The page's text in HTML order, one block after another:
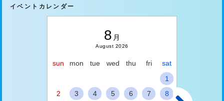
イベントカレンダー
8 月
August 2026
sun mon tue wed thu fri
sat
1
2
3 4 5 6 7 8